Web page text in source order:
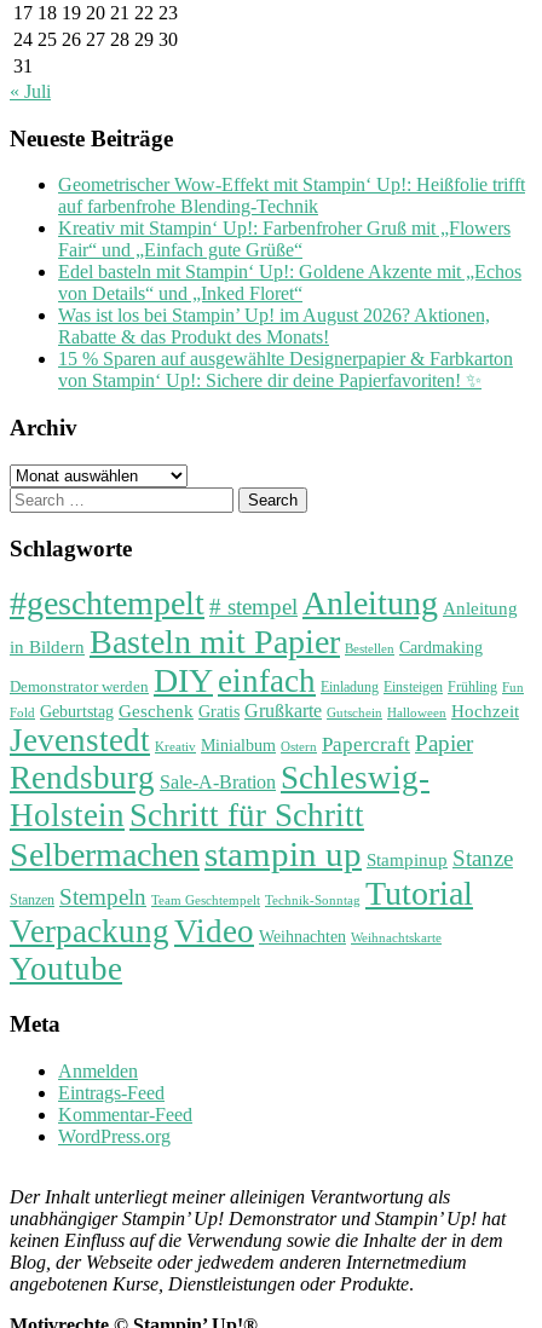
17 18 19 20 21 22 23
24 25 26 27 28 29 30
31
« Juli
Neueste Beiträge
Geometrischer Wow-Effekt mit Stampin‘ Up!: Heißfolie trifft
auf farbenfrohe Blending-Technik
Kreativ mit Stampin‘ Up!: Farbenfroher Gruß mit „Flowers
Fair“ und „Einfach gute Grüße“
Edel basteln mit Stampin‘ Up!: Goldene Akzente mit „Echos
von Details“ und „Inked Floret“
Was ist los bei Stampin’ Up! im August 2026? Aktionen,
Rabatte & das Produkt des Monats!
15 % Sparen auf ausgewählte Designerpapier & Farbkarton
von Stampin‘ Up!: Sichere dir deine Papierfavoriten! ✨
Archiv
Archiv
Search
for:
Schlagworte
#geschtempelt# stempelAnleitung Anleitung
in Bildern Basteln mit Papier Bestellen Cardmaking
Demonstrator werden DIYeinfach Einladung Einsteigen Frühling Fun
Fold Geburtstag Geschenk Gratis Grußkarte Gutschein Halloween Hochzeit
Jevenstedt Kreativ Minialbum Ostern Papercraft Papier
Rendsburg Sale-A-Bration Schleswig-
Holstein Schritt für Schritt
Selbermachenstampin up Stampinup Stanze
Stanzen Stempeln Team Geschtempelt Technik-Sonntag Tutorial
VerpackungVideo Weihnachten Weihnachtskarte
Youtube
Meta
Anmelden
Eintrags-Feed
Kommentar-Feed
WordPress.org
Der Inhalt unterliegt meiner alleinigen Verantwortung als
unabhängiger Stampin’ Up! Demonstrator und Stampin’ Up! hat
keinen Einfluss auf die Verwendung sowie die Inhalte der in dem
Blog, der Webseite oder jedwedem anderen Internetmedium
angebotenen Kurse, Dienstleistungen oder Produkte.